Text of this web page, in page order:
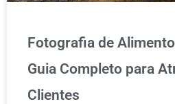
Fotografia de
Guia Completo para
Clientes